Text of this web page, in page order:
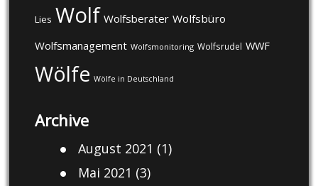
Lies Wolf Wolfsberater Wolfsbüro
Wolfsmanagement Wolfsmonitoring Wolfsrudel WWF
Wölfe Wölfe in Deutschland
Archive
August 2021 (1)
Mai 2021 (3)